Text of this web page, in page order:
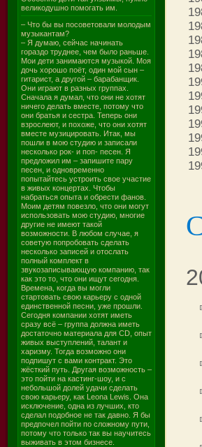
великодушно помогать им.
– Что бы вы посоветовали молодым
музыкантам?
– Я думаю, сейчас начинать
гораздо труднее, чем было раньше.
Мои дети занимаются музыкой. Моя
дочь хорошо поёт, один мой сын –
гитарист, а другой – барабанщик.
Они играют в разных группах.
Сначала я думал, что они не хотят
ничего делать вместе, потому что
они братья и сестра. Теперь они
взрослеют, и похоже, что они хотят
вместе музицировать. Итак, мы
пошли в мою студию и записали
несколько рок- и поп- песен. Я
предложил им – запишите пару
песен, и одновременно
попытайтесь устроить свое участие
в живых концертах. Чтобы
набраться опыта и обрести фанов.
Моим детям повезло, что они могут
использовать мою студию, многие
другие не имеют такой
возможности. В любом случае, я
советую попробовать сделать
несколько записей и отослать
полный комплект в
звукозаписывающую компанию, так
как это то, что они ищут сегодня.
Времена, когда вы могли
стартовать свою карьеру с одной
единственной песни, уже прошли.
Сегодня компании хотят иметь
сразу всё – группа должна иметь
достаточно материала для CD, опыт
живых выступлений, талант и
харизму. Тогда возможно они
подпишут с вами контракт. Это
жёсткий путь. Другая возможность –
это пойти на кастинг-шоу, и с
небольшой долей удачи сделать
свою карьеру, как Leona Lewis. Она
исключение, одна из лучших, кто
сделал подобное не так давно. Я бы
предпочел пойти по сложному пути,
потому что только так вы научитесь
выживать в этом бизнесе.